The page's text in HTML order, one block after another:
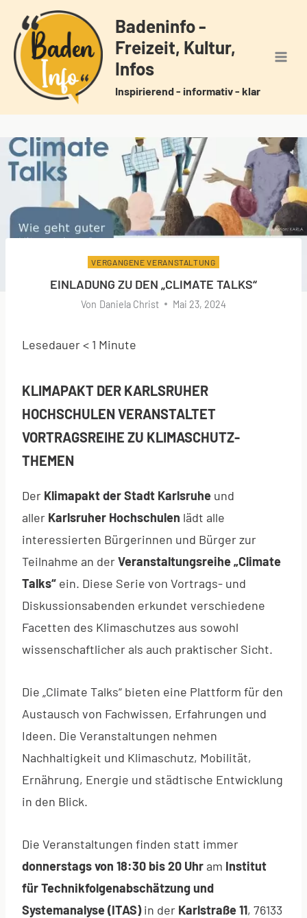
Inhalt
springen
Badeninfo -
Freizeit, Kultur,
Infos
Inspirierend - informativ - klar
VERGANGENE VERANSTALTUNG
EINLADUNG ZU DEN „CLIMATE TALKS“
Von Daniela Christ Mai 23, 2024
Lesedauer< 1 Minute
KLIMAPAKT DER KARLSRUHER
HOCHSCHULEN VERANSTALTET
VORTRAGSREIHE ZU KLIMASCHUTZ-
THEMEN
Der Klimapakt der Stadt Karlsruhe und
aller Karlsruher Hochschulen lädt alle
interessierten Bürgerinnen und Bürger zur
Teilnahme an derVeranstaltungsreihe „Climate
Talks“ ein. Diese Serie von Vortrags- und
Diskussionsabenden erkundet verschiedene
Facetten des Klimaschutzes aus sowohl
wissenschaftlicher als auch praktischer Sicht.
Die „Climate Talks“ bieten eine Plattform für den
Austausch von Fachwissen, Erfahrungen und
Ideen. Die Veranstaltungen nehmen
Nachhaltigkeit und Klimaschutz, Mobilität,
Ernährung, Energie und städtische Entwicklung
in den Blick.
Die Veranstaltungen finden statt immer
donnerstags von 18:30 bis 20 Uhr am Institut
für Technikfolgenabschätzung und
Systemanalyse (ITAS)in der Karlstraße 11, 76133